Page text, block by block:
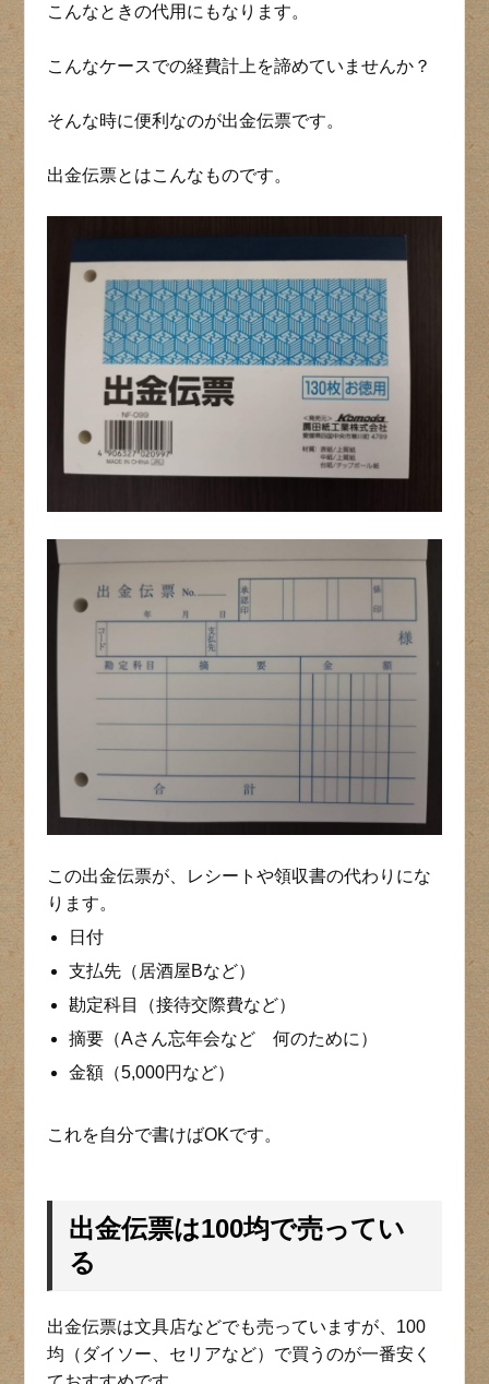
こんなときの代用にもなります。
こんなケースでの経費計上を諦めていませんか？
そんな時に便利なのが出金伝票です。
出金伝票とはこんなものです。
この出金伝票が、レシートや領収書の代わりにな
ります。
日付
支払先（居酒屋Bなど）
勘定科目（接待交際費など）
摘要（Aさん忘年会など 何のために）
金額（5,000円など）
これを自分で書けばOKです。
出金伝票は100均で売ってい
る
出金伝票は文具店などでも売っていますが、100
均（ダイソー、セリアなど）で買うのが一番安く